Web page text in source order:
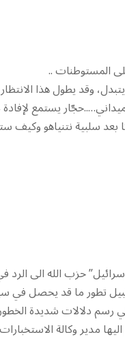
وقد يطول هذا
يستمع لإفادة
سلبية نتنياهو
حزب الله الى
قبيل تطور ما قد يحصل
رسم دلالات شديدة
مدير وكالة